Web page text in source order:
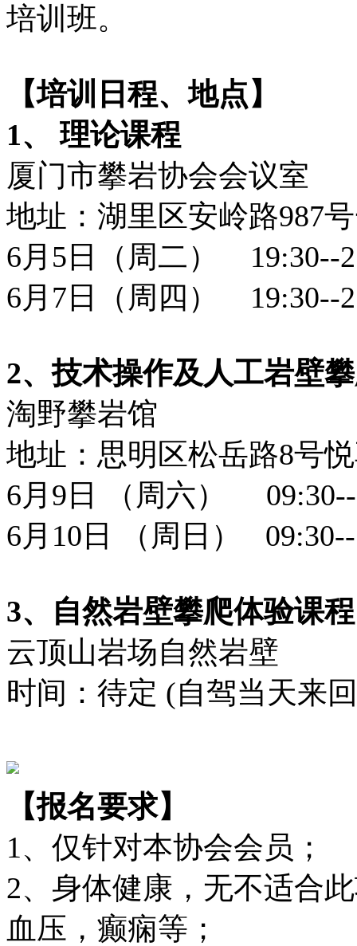
培训班。
【培训日程、地点】
1、 理论课程
厦门市攀岩协会会议室
地址：湖里区安岭路987
6月5日（周二） 19:30--
6月7日（周四） 19:30--
2、技术操作及人工岩壁
淘野攀岩馆
地址：思明区松岳路8号
6月9日 （周六） 09:30--
6月10日 （周日）
3、自然岩壁攀爬体验课程
云顶山岩场自然岩壁
时间：待定 (自驾当天来
【报名要求】
1、仅针对本协会会员；
2、身体健康，无不适合
血压，癫痫等；